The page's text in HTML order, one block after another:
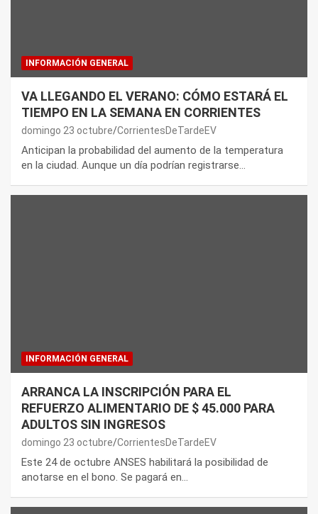
INFORMACIÓN GENERAL
VA LLEGANDO EL VERANO: CÓMO ESTARÁ EL
TIEMPO EN LA SEMANA EN CORRIENTES
domingo 23 octubre CorrientesDeTardeEV
Anticipan la probabilidad del aumento de la temperatura
en la ciudad. Aunque un día podrían registrarse…
INFORMACIÓN GENERAL
ARRANCA LA INSCRIPCIÓN PARA EL
REFUERZO ALIMENTARIO DE $ 45.000 PARA
ADULTOS SIN INGRESOS
domingo 23 octubre CorrientesDeTardeEV
Este 24 de octubre ANSES habilitará la posibilidad de
anotarse en el bono. Se pagará en…